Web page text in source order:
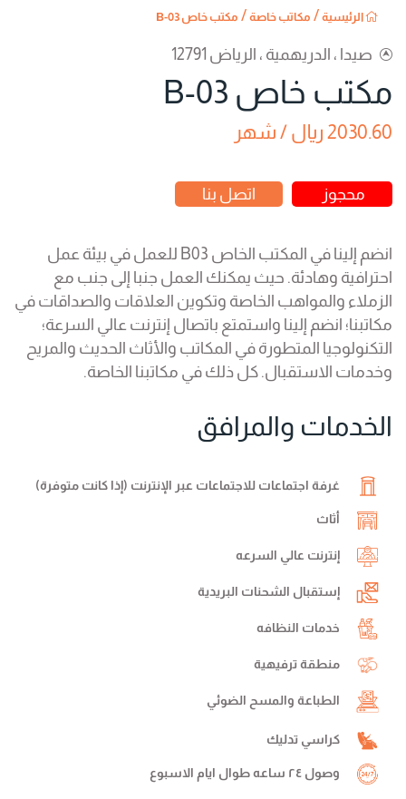
الرئيسية / مكاتب خاصة / مكتب خاص B-03
صيدا ، الدريهمية ، الرياض 12791
مكتب خاص B-03
2030.60 ريال / شهر
محجوز اتصل بنا
انضم إلينا في المكتب الخاص B03 للعمل في بيئة عمل
احترافية وهادئة. حيث يمكنك العمل جنبا إلى جنب مع
الزملاء والمواهب الخاصة وتكوين العلاقات والصداقات في
مكاتبنا؛ انضم إلينا واستمتع باتصال إنترنت عالي السرعة؛
التكنولوجيا المتطورة في المكاتب والأثاث الحديث والمريح
وخدمات الاستقبال. كل ذلك في مكاتبنا الخاصة.
الخدمات والمرافق
غرفة اجتماعات للاجتماعات عبر الإنترنت (إذا كانت متوفرة)
أثاث
إنترنت عالي السرعه
إستقبال الشحنات البريدية
خدمات النظافه
منطقة ترفيهية
الطباعة والمسح الضوئي
كراسي تدليك
وصول ٢٤ ساعه طوال ايام الاسبوع